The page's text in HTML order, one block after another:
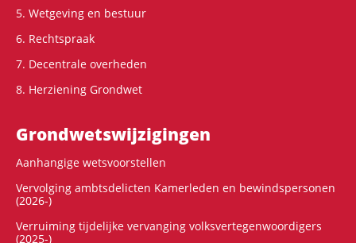
5. Wetgeving en bestuur
6. Rechtspraak
7. Decentrale overheden
8. Herziening Grondwet
Grondwets­wijzigingen
Aanhangige wetsvoorstellen
Vervolging ambtsdelicten Kamerleden en bewindspersonen
(2026-)
Verruiming tijdelijke vervanging volksvertegenwoordigers
(2025-)